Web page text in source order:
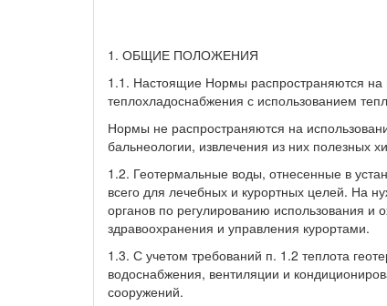
1. ОБЩИЕ ПОЛОЖЕНИЯ
1.1. Настоящие Нормы распространяются на
теплохладоснабжения с использованием
Нормы не распространяются на
бальнеологии, извлечения из них полезных
1.2. Геотермальные воды, отнесенные в
всего для лечебных и курортных целей. На
органов по регулированию использования и
здравоохранения и управления курортами.
1.3. С учетом требований п. 1.2 теплота
водоснабжения, вентиляции и
сооружений.